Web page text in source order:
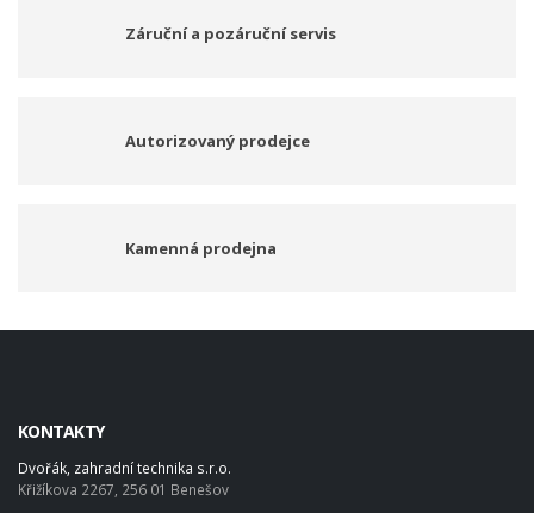
Záruční a pozáruční servis
Autorizovaný prodejce
Kamenná prodejna
KONTAKTY
Dvořák, zahradní technika s.r.o.
Křižíkova 2267, 256 01 Benešov